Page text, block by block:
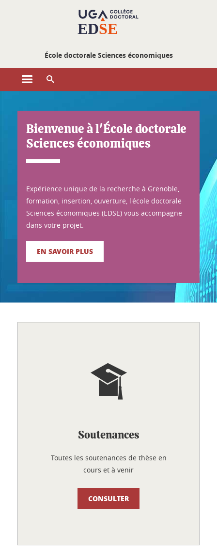
École doctorale Sciences économiques
Ouvrir le menu principal
Bienvenue à l'École doctorale
Sciences économiques
Expérience unique de la recherche à Grenoble,
formation, insertion, ouverture, l'école doctorale
Sciences économiques (EDSE) vous accompagne
dans votre projet.
EN SAVOIR PLUS
Soutenances
Toutes les soutenances de thèse en
cours et à venir
CONSULTER